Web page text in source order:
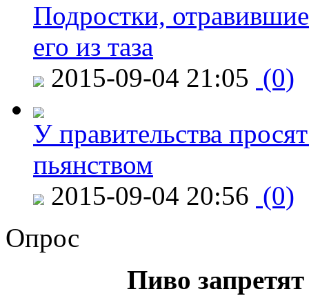
Подростки,
его из таза
2015-09-04 21:05 (0)
У правительства
пьянством
2015-09-04 20:56 (0)
Опрос
Пиво